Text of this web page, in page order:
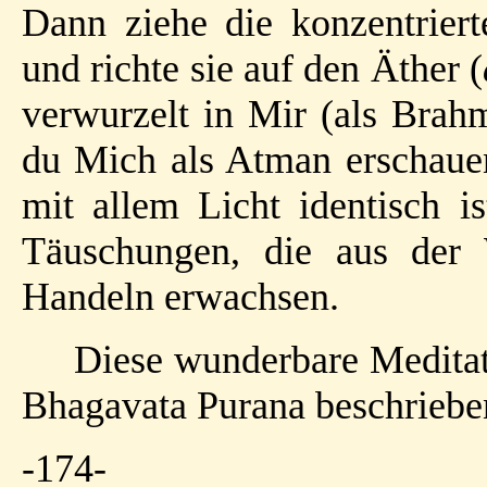
Dann ziehe die
und richte sie auf den Äther (
verwurzelt in Mir (als
du Mich als Atman
mit allem Licht identisch
Täuschungen, die aus
Handeln erwachsen.
Diese wunderbare
Bhagavata Purana
-174-